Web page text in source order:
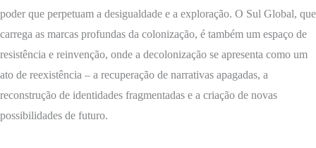
poder que perpetuam a desigualdade e a exploração. O Sul Global, que
carrega as marcas profundas da colonização, é também um espaço de
resistência e reinvenção, onde a decolonização se apresenta como um
ato de reexistência – a recuperação de narrativas apagadas, a
reconstrução de identidades fragmentadas e a criação de novas
possibilidades de futuro.